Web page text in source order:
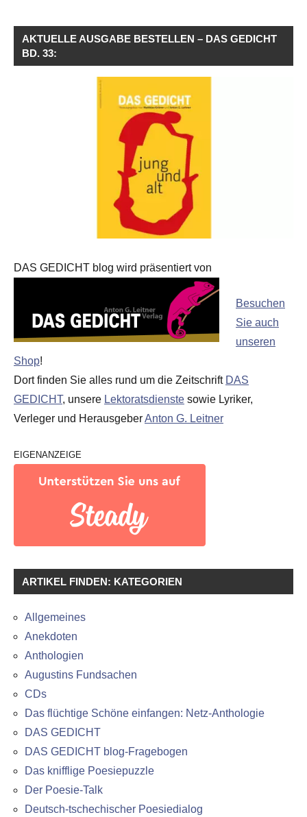
AKTUELLE AUSGABE BESTELLEN – DAS GEDICHT
BD. 33:
DAS GEDICHT blog wird präsentiert von
Besuchen
Sie auch
unseren
Shop!
Dort finden Sie alles rund um die Zeitschrift DAS
GEDICHT, unsere Lektoratsdienste sowie Lyriker,
Verleger und HerausgeberAnton G. Leitner
EIGENANZEIGE
ARTIKEL FINDEN: KATEGORIEN
Allgemeines
Anekdoten
Anthologien
Augustins Fundsachen
CDs
Das flüchtige Schöne einfangen: Netz-Anthologie
DAS GEDICHT
DAS GEDICHT blog-Fragebogen
Das knifflige Poesiepuzzle
Der Poesie-Talk
Deutsch-tschechischer Poesiedialog